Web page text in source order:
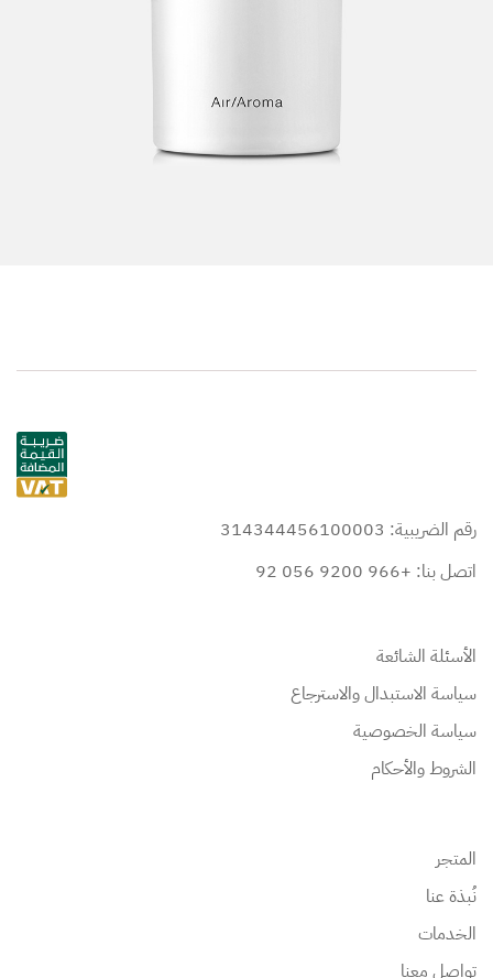
رقم الضريبية: 314344456100003
اتصل بنا: +966 9200 056 92
الأسئلة الشائعة
سياسة الاستبدال والاسترجاع
سياسة الخصوصية
الشروط والأحكام
المتجر
نُبذة عنا
الخدمات
تواصل معنا